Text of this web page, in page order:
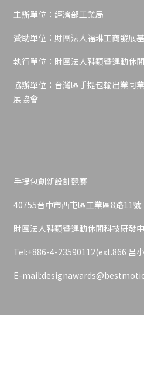
主辦單位：經濟部工業局
贊助單位：財團法人福琳工商發展
執行單位：財團法人鞋類暨運動休
協辦單位：台灣區手提包輸出業同
展協會
手提包創新設計競賽
40755台中市西屯區工業區8路11號
財團法人鞋類暨運動休閒科技研發
Tel:+886-4-23590112(ext.866 呂
E-